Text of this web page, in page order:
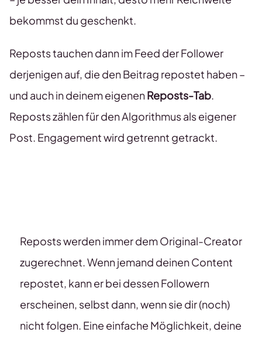
bekommst du geschenkt.
Reposts tauchen dann im Feed der Follower
derjenigen auf, die den Beitrag repostet haben –
und auch in deinem eigenenReposts-Tab.
Reposts zählen für den Algorithmus als eigener
Post. Engagement wird getrennt getrackt.
Reposts werden immer dem Original-Creator
zugerechnet. Wenn jemand deinen Content
repostet, kann er bei dessen Followern
erscheinen, selbst dann, wenn sie dir (noch)
nicht folgen. Eine einfache Möglichkeit, deine